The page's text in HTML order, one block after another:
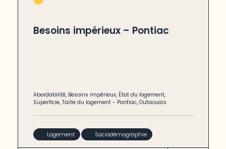
Besoins impérieux – Pontiac
Abordabilité, Besoins impérieux, État du logement,
Superficie,Taille du logement - Pontiac,Outaouais
Logement Sociodémographie